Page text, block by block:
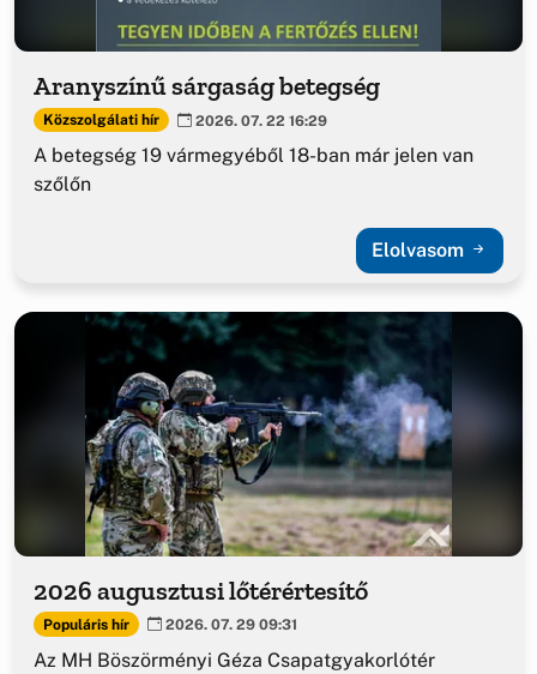
Aranyszínű sárgaság betegség
Közszolgálati hír 2026. 07. 22 16:29
A betegség 19 vármegyéből 18-ban már jelen van
szőlőn
Elolvasom
2026 augusztusi lőtérértesítő
Populáris hír 2026. 07. 29 09:31
Az MH Böszörményi Géza Csapatgyakorlótér